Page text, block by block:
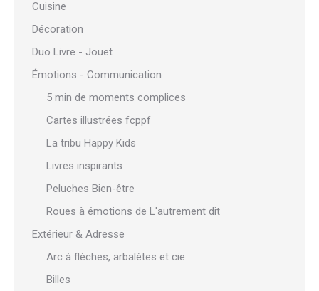
Cuisine
Décoration
Duo Livre - Jouet
Émotions - Communication
5 min de moments complices
Cartes illustrées fcppf
La tribu Happy Kids
Livres inspirants
Peluches Bien-être
Roues à émotions de L'autrement dit
Extérieur & Adresse
Arc à flèches, arbalètes et cie
Billes